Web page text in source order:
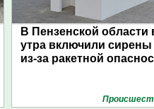
В Пензенской области
утра включили сирены
из-за ракетной